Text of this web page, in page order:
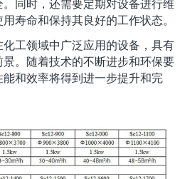
同时，还需要定期对设备进行维
寿命和保持其良好的工作状态。
工领域中广泛应用的设备，具有
。随着技术的不断进步和环保要
和效率将得到进一步提升和完